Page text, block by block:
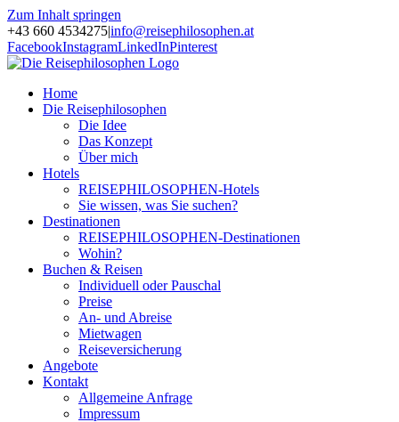
Zum Inhalt springen
+43 660 4534275|info@reisephilosophen.at
FacebookInstagramLinkedInPinterest
Home
Die Reisephilosophen
Die Idee
Das Konzept
Über mich
Hotels
REISEPHILOSOPHEN-Hotels
Sie wissen, was Sie suchen?
Destinationen
REISEPHILOSOPHEN-Destinationen
Wohin?
Buchen & Reisen
Individuell oder Pauschal
Preise
An- und Abreise
Mietwagen
Reiseversicherung
Angebote
Kontakt
Allgemeine Anfrage
Impressum